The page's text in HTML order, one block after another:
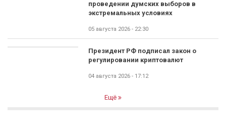
проведении думских выборов в
экстремальных условиях
05 августа 2026 - 22:30
Президент РФ подписал закон о
регулировании криптовалют
04 августа 2026 - 17:12
Ещё